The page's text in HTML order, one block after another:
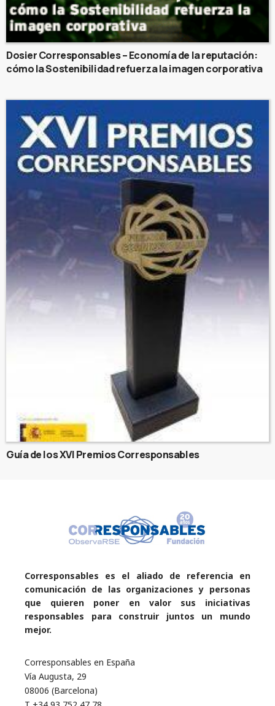
Dosier Corresponsables – Economía de la reputación:
cómo la Sostenibilidad refuerza la imagen corporativa
Guía de los XVI Premios Corresponsables
Corresponsables es el aliado de referencia en
comunicación de las organizaciones y personas
que quieren poner en valor sus iniciativas
responsables para construir juntos un mundo
mejor.
Corresponsables en España
Vía Augusta, 29
08006 (Barcelona)